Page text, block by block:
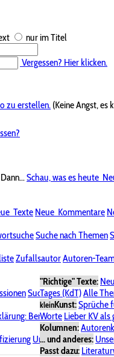
nur im Titel
Vergessen? Hier klicken.
zu erstellen. (Keine Angst, es
Dann...Schau, was es heute
Texte Neue Kommentare
Suche nach Themen
ZufallsautorAutoren-
"Richtige" Texte:
Tages (KdT)Alle
kleinKunst:Sprüche
Worte Lieber KV
Kolumnen:
... und anderes:
Passt dazu:
Suche im Forum
Benutzersymbole
UrheberrechtAvatare